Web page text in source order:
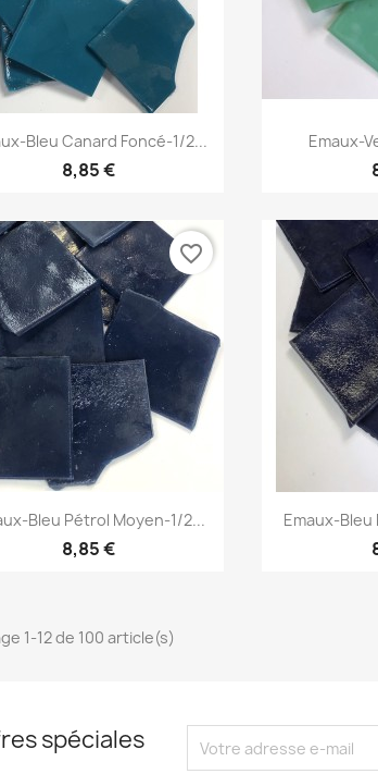
Aperçu rapide
Bleu Canard Foncé-1/2...
8,85 €

Emaux-
Aperçu rapide
Bleu Pétrol Moyen-1/2...
8,85 €
favorite_border

Emaux-
1-12 de 100 article(s)
spéciales